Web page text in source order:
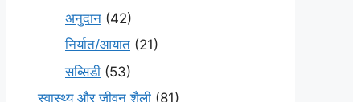
अनुदान (42)
निर्यात/आयात (21)
सब्सिडी (53)
स्वास्थ्य और जीवन शैली (81)